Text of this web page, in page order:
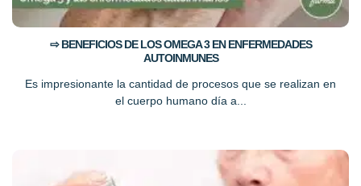
⇨ BENEFICIOS DE LOS OMEGA 3 EN ENFERMEDADES
AUTOINMUNES
Es impresionante la cantidad de procesos que se realizan en
el cuerpo humano día a...